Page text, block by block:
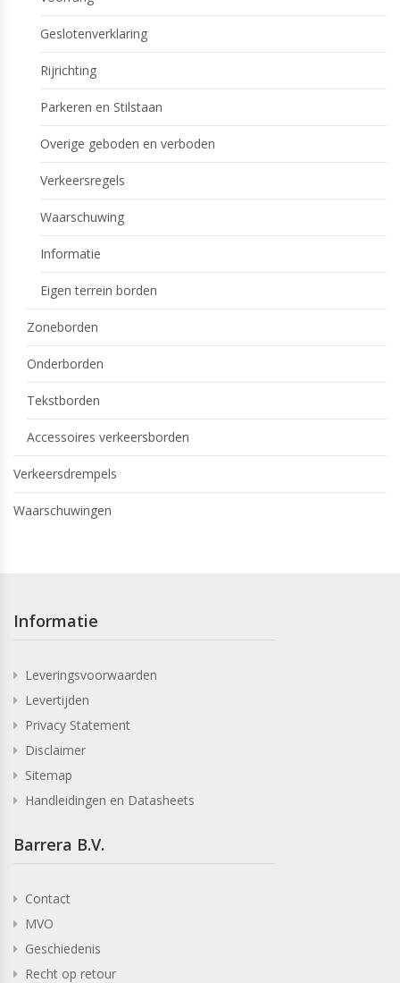
Geslotenverklaring
Rijrichting
Parkeren en Stilstaan
Overige geboden en verboden
Verkeersregels
Waarschuwing
Informatie
Eigen terrein borden
Zoneborden
Onderborden
Tekstborden
Accessoires verkeersborden
Verkeersdrempels
Waarschuwingen
Informatie
Leveringsvoorwaarden
Levertijden
Privacy Statement
Disclaimer
Sitemap
Handleidingen en Datasheets
Barrera B.V.
Contact
MVO
Geschiedenis
Recht op retour